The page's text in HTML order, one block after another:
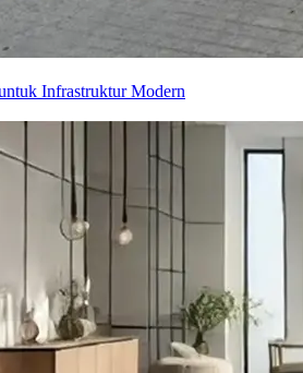
Infrastruktur Modern